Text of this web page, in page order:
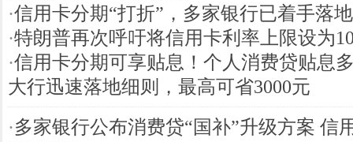
·信用卡分期“打折”，多家银行已着手落
·特朗普再次呼吁将信用卡利率上限设为
·信用卡分期可享贴息！个人消费贷贴息
大行迅速落地细则，最高可省3000元
·多家银行公布消费贷“国补”升级方案 信